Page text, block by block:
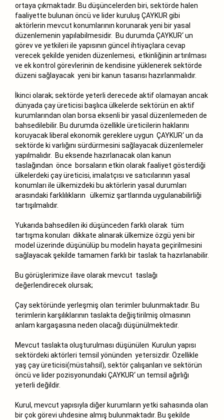
ortaya çıkmaktadır. Bu düşüncelerden biri, sektörde halen
faaliyette bulunan öncü ve lider kuruluş ÇAYKUR gibi
aktörlerin mevcut konumlarının korunarak yeni bir yasal
düzenlemenin yapılabilmesidir. Bu durumda ÇAYKUR‘ un
görev ve yetkileri ile yapısının güncel ihtiyaçlara cevap
verecek şekilde yeniden düzenlemesi, etkinliğinin artırılması
ve ek kontrol görevlerinin de kendisine yüklenerek sektörde
düzeni sağlayacak yeni bir kanun tasarısı hazırlanmalıdır.
İkinci olarak; sektörde yeterli derecede aktif olamayan ancak
dünyada çay üreticisi başlıca ülkelerde sektörün en aktif
kurumlarından olan borsa eksenli bir yasal düzenlemeden de
bahsedilebilir. Bu durumda özellikle üreticilerin haklarını
koruyacak liberal ekonomik gereklere uygun ÇAYKUR‘ un da
sektörde ki varlığını sürdürmesini sağlayacak düzenlemeler
yapılmalıdır. Bu eksende hazırlanacak olan kanun
taslağından önce borsaların etkin olarak faaliyet gösterdiği
ülkelerdeki çay üreticisi, imalatçısı ve satıcılarının yasal
konumları ile ülkemizdeki bu aktörlerin yasal durumları
arasındaki farklılıkların ülkemiz şartlarında uygulanabilirliği
tartışılmalıdır.
Yukarıda bahsedilen iki düşünceden farklı olarak tüm
tartışma konuları dikkate alınarak ülkemize özgü yeni bir
model üzerinde düşünülüp bu modelin hayata geçirilmesini
sağlayacak şekilde tamamen farklı bir taslak ta hazırlanabilir.
Bu görüşlerimize ilave olarak mevcut taslağı
değerlendirecek olursak;
Çay sektöründe yerleşmiş olan terimler bulunmaktadır. Bu
terimlerin karşılıklarının taslakta değiştirilmiş olmasının
anlam kargaşasına neden olacağı düşünülmektedir.
Mevcut taslakta oluşturulması düşünülen Kurulun yapısı
sektördeki aktörleri temsil yönünden yetersizdir. Özellikle
yaş çay üreticisi(müstahsil), sektör çalışanları ve sektörün
öncü ve lider pozisyonundaki ÇAYKUR‘ un temsil ağırlığı
yeterli değildir.
Kurul, mevcut yapısıyla diğer kurumların yetki sahasında olan
bir çok görevi uhdesine almış bulunmaktadır. Bu şekilde